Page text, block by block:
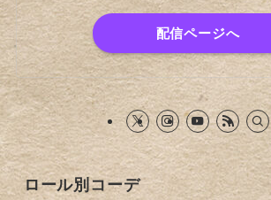
配信ページへ
ロール別コーデ